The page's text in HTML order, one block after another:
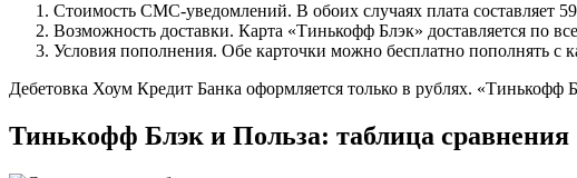
Стоимость СМС-уведомлений. В обоих случаях плата составляет
Возможность доставки. Карта «Тинькофф Блэк» доставляется по
Условия пополнения. Обе карточки можно бесплатно пополнять с
Дебетовка Хоум Кредит Банка оформляется только в рублях.
Тинькофф Блэк и Польза: таблица сравнения